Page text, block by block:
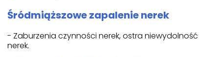
Śródmiąższowe zapalenie nerek
- Zaburzenia czynności nerek, ostra niewydolność
nerek.